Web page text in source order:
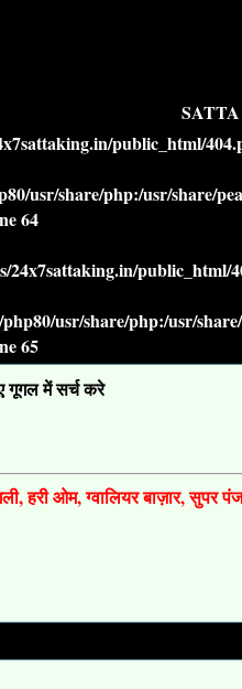
public_html/
usr/share/php:/usr/share/
64
24x7sattaking.in/public_html/
usr/share/php:/usr/
65
गूगल में सर्च करे
हरी ओम, ग्वालियर बाज़ार, सुपर